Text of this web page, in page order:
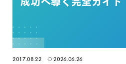
2017.08.22 2026.06.26